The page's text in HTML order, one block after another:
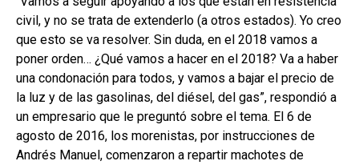
civil, y no se trata de extenderlo (a otros estados). Yo creo
que esto se va resolver. Sin duda, en el 2018 vamos a
poner orden… ¿Qué vamos a hacer en el 2018? Va a haber
una condonación para todos, y vamos a bajar el precio de
la luz y de las gasolinas, del diésel, del gas”, respondió a
un empresario que le preguntó sobre el tema. El 6 de
agosto de 2016, los morenistas, por instrucciones de
Andrés Manuel, comenzaron a repartir machotes de